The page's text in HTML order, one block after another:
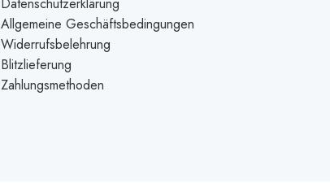
Datenschutzerklärung
Allgemeine Geschäftsbedingungen
Widerrufsbelehrung
Blitzlieferung
Zahlungsmethoden